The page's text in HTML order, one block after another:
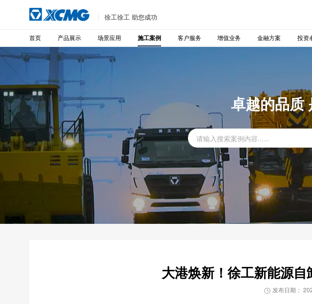
徐工徐工 助您成功
首页 产品展示 场景应用 施工案例 客户服务 增值业务 金融方案 投资
卓越的品质
大港焕新！徐工新能源
 发布日期：